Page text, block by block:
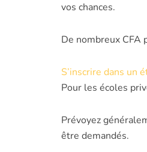
vos chances.
De nombreux CFA
S’inscrire dans un
Pour les écoles
Prévoyez
être demandés.